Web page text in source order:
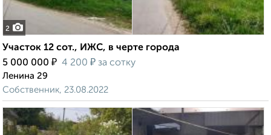
2
Участок 12 сот., ИЖС, в черте города
5 000 000 ₽ 4 200 ₽ за сотку
Ленина 29
Собственник, 23.08.2022